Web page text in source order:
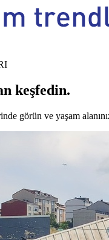
keşfedin.
görün ve yaşam